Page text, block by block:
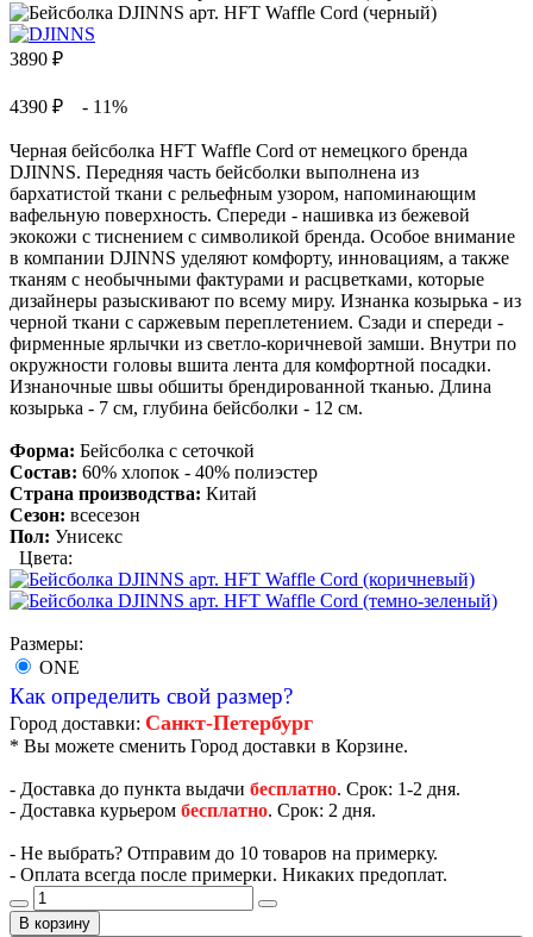
3890 ₽
4390 ₽ - 11%
Черная бейсболка HFT Waffle Cord от немецкого бренда
DJINNS. Передняя часть бейсболки выполнена из
бархатистой ткани с рельефным узором, напоминающим
вафельную поверхность. Спереди - нашивка из бежевой
экокожи с тиснением с символикой бренда. Особое внимание
в компании DJINNS уделяют комфорту, инновациям, а также
тканям с необычными фактурами и расцветками, которые
дизайнеры разыскивают по всему миру. Изнанка козырька - из
черной ткани с саржевым переплетением. Сзади и спереди -
фирменные ярлычки из светло-коричневой замши. Внутри по
окружности головы вшита лента для комфортной посадки.
Изнаночные швы обшиты брендированной тканью. Длина
козырька - 7 см, глубина бейсболки - 12 см.
Форма: Бейсболка с сеточкой
Состав: 60% хлопок - 40% полиэстер
Страна производства: Китай
Сезон: всесезон
Пол: Унисекс
Цвета:
Размеры:
ONE
Как определить свой размер?
Город доставки: Санкт-Петербург
* Вы можете сменить Город доставки в Корзине.
- Доставка до пункта выдачи бесплатно. Срок: 1-2 дня.
- Доставка курьером бесплатно. Срок: 2 дня.
- Не выбрать? Отправим до 10 товаров на примерку.
- Оплата всегда после примерки. Никаких предоплат.
В корзину